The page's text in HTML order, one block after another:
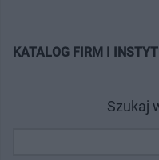
KATALOG FIRM I
Szukaj